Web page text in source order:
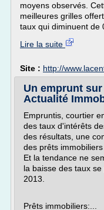
moyens observés.
meilleures grilles
taux qui diminuent de
Lire la suite
Site : http://
Un emprunt
Actualité
Empruntis, courtier
des taux d'intérêts
des résultats, une
des prêts
Et la tendance ne
la baisse des taux
2013.
Prêts immobiliers:...